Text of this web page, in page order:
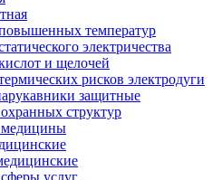
температур
электричества
и щелочей
рисков электродуги
защитные
структур
медицины
услуг